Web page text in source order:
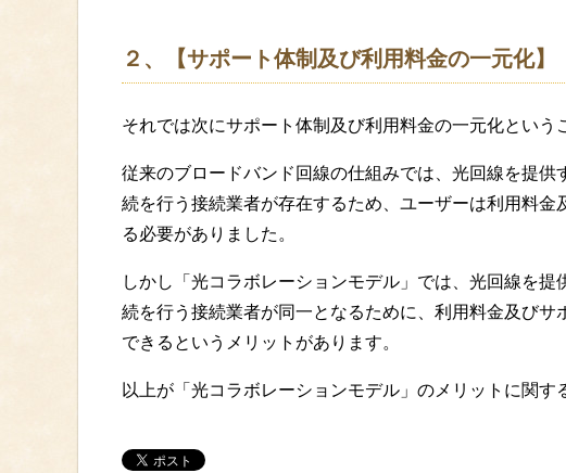
２、【サポート体制及び利用料金の一元化】
それでは次にサポート体制及び利用料金の一元化という
従来のブロードバンド回線の仕組みでは、光回線を提
続を行う接続業者が存在するため、ユーザーは利用料
る必要がありました。
しかし「光コラボレーションモデル」では、光回線を
続を行う接続業者が同一となるために、利用料金及び
できるというメリットがあります。
以上が「光コラボレーションモデル」のメリットに関す